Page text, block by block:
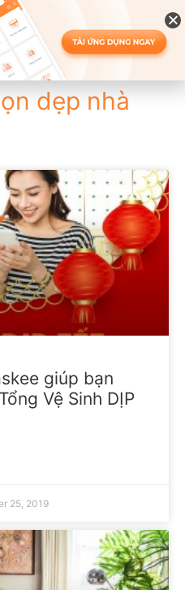
dẹp nhà
giúp bạn
Vệ Sinh DỊP
25, 2019